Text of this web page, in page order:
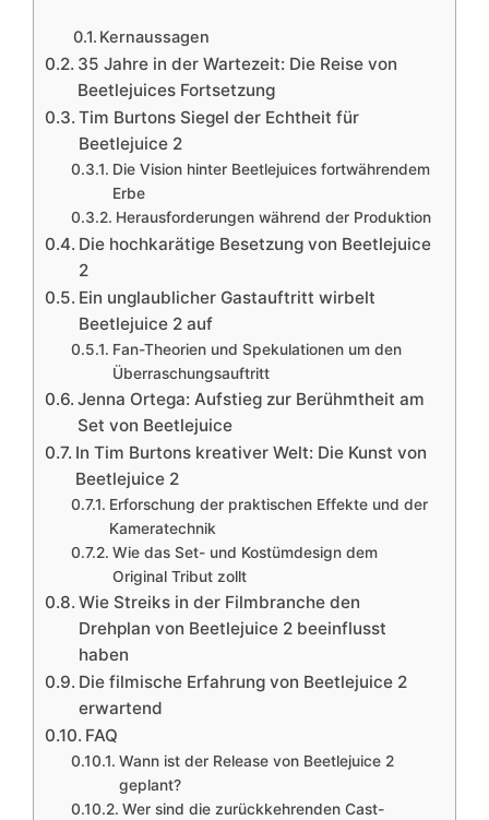
Kernaussagen
35 Jahre in der Wartezeit: Die Reise von
Beetlejuices Fortsetzung
Tim Burtons Siegel der Echtheit für
Beetlejuice 2
Die Vision hinter Beetlejuices fortwährendem
Erbe
Herausforderungen während der Produktion
Die hochkarätige Besetzung von Beetlejuice
2
Ein unglaublicher Gastauftritt wirbelt
Beetlejuice 2 auf
Fan-Theorien und Spekulationen um den
Überraschungsauftritt
Jenna Ortega: Aufstieg zur Berühmtheit am
Set von Beetlejuice
In Tim Burtons kreativer Welt: Die Kunst von
Beetlejuice 2
Erforschung der praktischen Effekte und der
Kameratechnik
Wie das Set- und Kostümdesign dem
Original Tribut zollt
Wie Streiks in der Filmbranche den
Drehplan von Beetlejuice 2 beeinflusst
haben
Die filmische Erfahrung von Beetlejuice 2
erwartend
FAQ
Wann ist der Release von Beetlejuice 2
geplant?
Wer sind die zurückkehrenden Cast-